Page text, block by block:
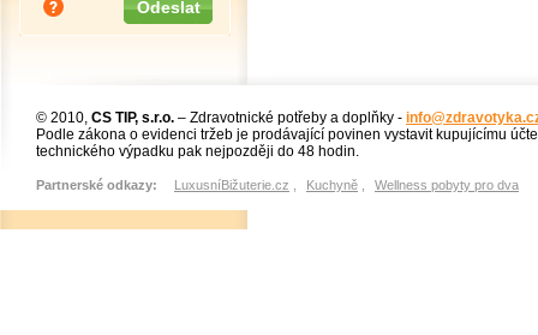
© 2010, CS TIP, s.r.o. – Zdravotnické potřeby a doplňky -
Podle zákona o evidenci tržeb je prodávající povinen vystavit kupujícímu
technického výpadku pak nejpozději do 48 hodin.
Partnerské odkazy: LuxusníBižuterie.cz Kuchyně Wellness pobyty pro dva